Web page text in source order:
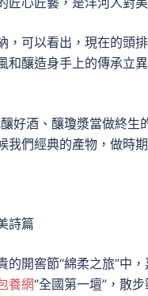
，可以看出，現在的頭
和釀造身手上的傳承立
好酒、釀瓊漿當做終生
我們經典的產物，做時
詩篇
的開窖節“綿柔之旅”中
養網“全國第一壇”，散